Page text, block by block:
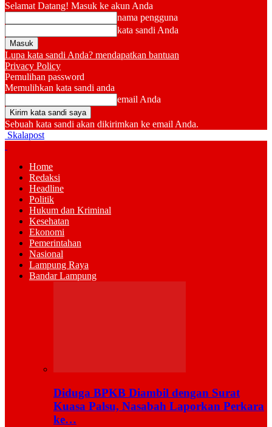
Selamat Datang! Masuk ke akun Anda
nama pengguna
kata sandi Anda
Lupa kata sandi Anda? mendapatkan bantuan
Privacy Policy
Pemulihan password
Memulihkan kata sandi anda
email Anda
Sebuah kata sandi akan dikirimkan ke email Anda.
Skalapost
Home
Redaksi
Headline
Politik
Hukum dan Kriminal
Kesehatan
Ekonomi
Pemerintahan
Nasional
Lampung Raya
Bandar Lampung
Diduga BPKB Diambil dengan Surat
Kuasa Palsu, Nasabah Laporkan Perkara
ke…